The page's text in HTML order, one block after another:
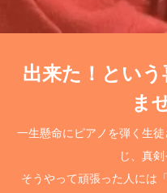
出来た！とい
ま
一生懸命にピアノを弾く生
じ、真剣
そうやって頑張った人には